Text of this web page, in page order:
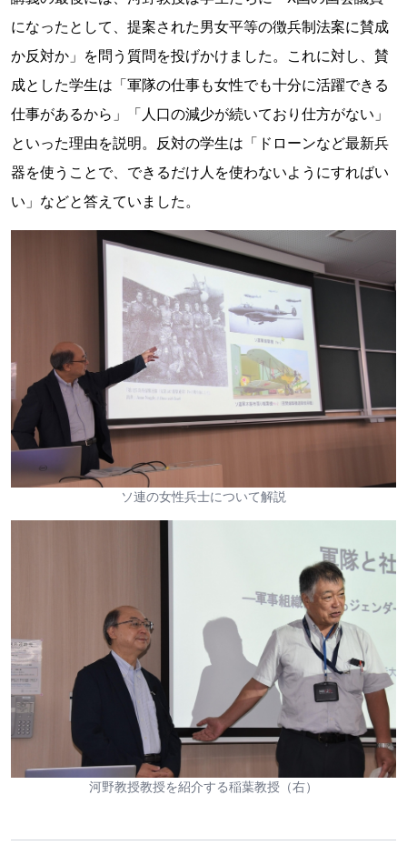
になったとして、提案された男女平等の徴兵制法案に賛成
か反対か」を問う質問を投げかけました。これに対し、賛
成とした学生は「軍隊の仕事も女性でも十分に活躍できる
仕事があるから」「人口の減少が続いており仕方がない」
といった理由を説明。反対の学生は「ドローンなど最新兵
器を使うことで、できるだけ人を使わないようにすればい
い」などと答えていました。
ソ連の女性兵士について解説
河野教授教授を紹介する稲葉教授（右）